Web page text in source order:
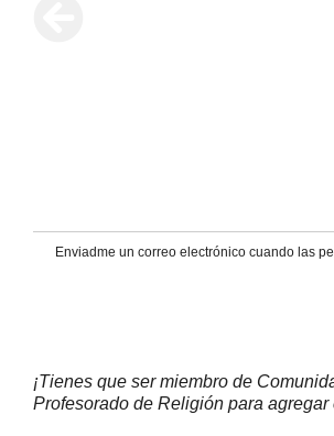
Enviadme un correo electrónico cuando las
¡Tienes que ser miembro de
Profesorado de Religión para agregar